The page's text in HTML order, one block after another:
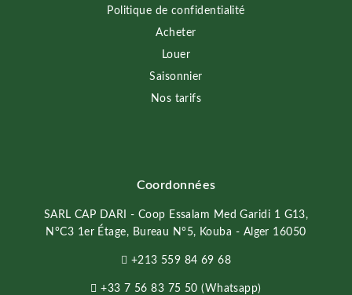
Politique de confidentialité
Acheter
Louer
Saisonnier
Nos tarifs
Coordonnées
SARL CAP DARI - Coop Essalam Med Garidi 1 G13,
N°C3 1er Étage, Bureau N°5, Kouba - Alger 16050
+213 559 84 69 68
+33 7 56 83 75 50 (Whatsapp)